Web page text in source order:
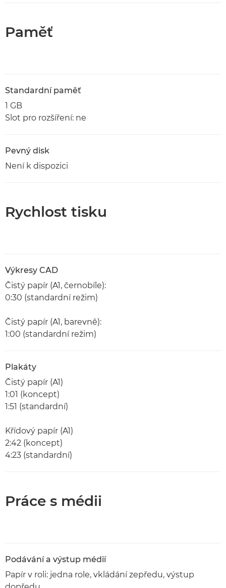
Paměť
Standardní paměť
1 GB
Slot pro rozšíření: ne
Pevný disk
Není k dispozici
Rychlost tisku
Výkresy CAD
Čistý papír (A1, černobíle):
0:30 (standardní režim)
Čistý papír (A1, barevně):
1:00 (standardní režim)
Plakáty
Čistý papír (A1)
1:01 (koncept)
1:51 (standardní)
Křídový papír (A1)
2:42 (koncept)
4:23 (standardní)
Práce s médii
Podávání a výstup médií
Papír v roli: jedna role, vkládání zepředu, výstup